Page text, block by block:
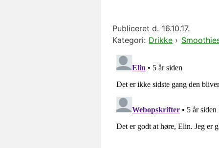
Publiceret d. 16.10.17.
Kategori: Drikke ›